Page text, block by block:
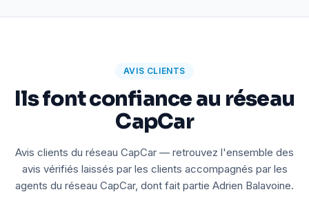
AVIS CLIENTS
Ils font confiance au réseau
CapCar
Avis clients du réseau CapCar — retrouvez l'ensemble des
avis vérifiés laissés par les clients accompagnés par les
agents du réseau CapCar, dont fait partie Adrien Balavoine.